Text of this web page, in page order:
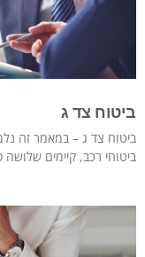
ביטוח צד ג
ביטוח צד ג – במאמר זה
ביטוחי רכב, קיימים